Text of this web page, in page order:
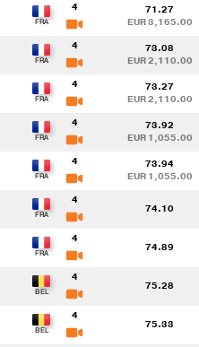
4 71.27
EUR 3,165.00
4 73.08
EUR 2,110.00
4 73.27
EUR 2,110.00
4 73.92
EUR 1,055.00
4 73.94
EUR 1,055.00
4
74.10
4
74.89
4
75.28
4
75.33